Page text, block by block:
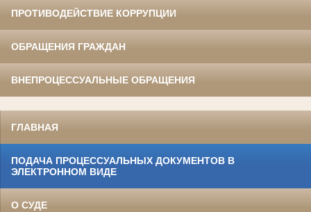
ПРОТИВОДЕЙСТВИЕ КОРРУПЦИИ
ОБРАЩЕНИЯ ГРАЖДАН
ВНЕПРОЦЕССУАЛЬНЫЕ ОБРАЩЕНИЯ
ГЛАВНАЯ
ПОДАЧА ПРОЦЕССУАЛЬНЫХ ДОКУМЕНТОВ В
ЭЛЕКТРОННОМ ВИДЕ
О СУДЕ